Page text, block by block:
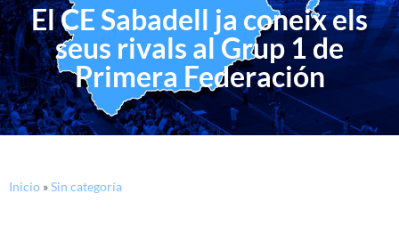
El CE Sabadell ja coneix els
seus rivals al Grup 1 de
Primera Federación
Inicio »Sin categoría